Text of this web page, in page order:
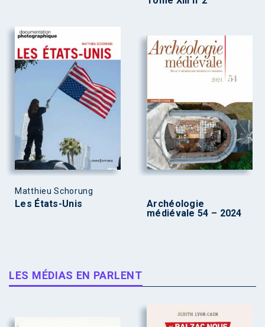
Matthieu Schorung
Les États-Unis
Archéologie
médiévale 54 – 2024
LES MÉDIAS EN PARLENT